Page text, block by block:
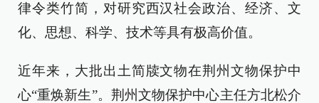
律令类竹简，对研究西汉社会政治、经济、文
化、思想、科学、技术等具有极高价值。
近年来，大批出土简牍文物在荆州文物保护中
心“重焕新生”。荆州文物保护中心主任方北松介